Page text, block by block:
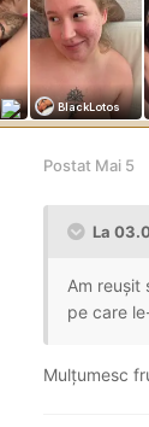
Postat Mai 5
La
Am reușit
pe care
Mulțumesc